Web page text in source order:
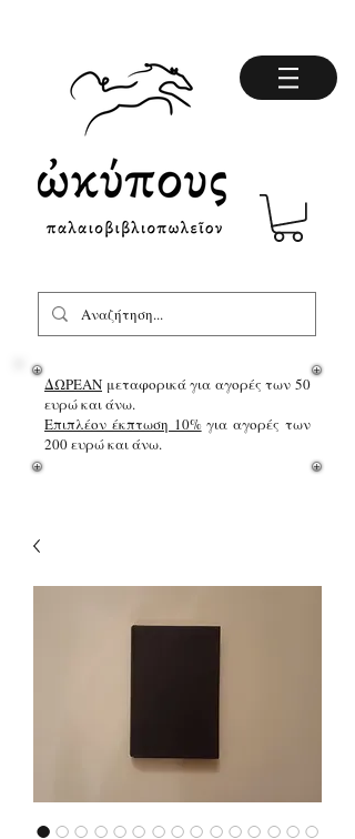
ΔΩΡΕΑΝ μεταφορικά για αγορές των 50
ευρώ και άνω.
Επιπλέον έκπτωση 10%για αγορές των
200 ευρώ και άνω.